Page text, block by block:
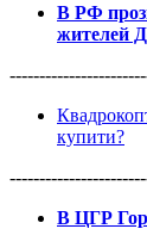
В РФ
жителей
купити?
В ЦГР